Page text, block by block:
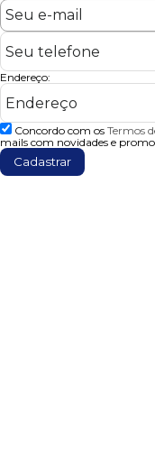
Endereço:
Concordo com os Termos
mails com novidades e
Cadastrar